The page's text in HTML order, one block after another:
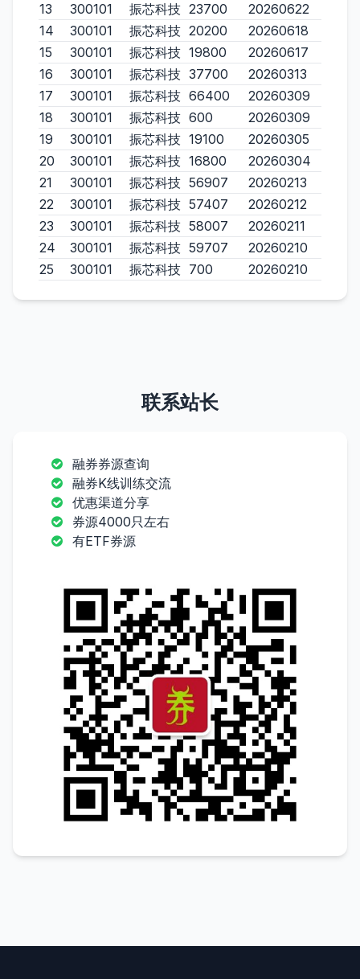
13
300101 振芯科技 23700
20260622
14
300101 振芯科技 20200
20260618
15
300101 振芯科技 19800
20260617
16
300101 振芯科技 37700
20260313
17
300101 振芯科技 66400
20260309
18
300101 振芯科技 600
20260309
19
300101 振芯科技 19100
20260305
20
300101 振芯科技 16800
20260304
21
300101 振芯科技 56907
20260213
22
300101 振芯科技 57407
20260212
23
300101 振芯科技 58007
20260211
24
300101 振芯科技 59707
20260210
25
300101 振芯科技 700 20260210
联系站长
融券券源查询
融券K线训练交流
优惠渠道分享
券源4000只左右
有ETF券源